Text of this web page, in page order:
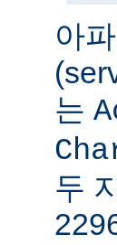
아
는
두